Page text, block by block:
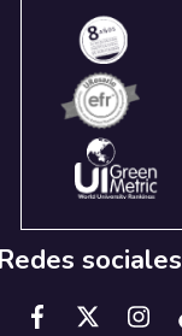
Redes sociales